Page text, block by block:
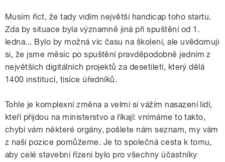
Musím říct, že tady vidím největší handicap toho startu.
Zda by situace byla významně jiná při spuštění od 1.
ledna... Bylo by možná víc času na školení, ale uvědomuji
si, že jsme měsíc po spuštění pravděpodobně jedním z
největších digitálních projektů za desetiletí, který dělá
1400 institucí, tisíce úředníků.
Tohle je komplexní změna a velmi si vážím nasazení lidí,
kteří přijdou na ministerstvo a říkají: vnímáme to takto,
chybí vám některé orgány, pošlete nám seznam, my vám
z naší pozice pomůžeme. Je to společná cesta k tomu,
aby celé stavební řízení bylo pro všechny účastníky